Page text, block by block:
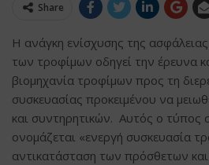
Share
Η ανάγκη ενίσχυσης της
των τροφίμων οδηγεί την έρευνα
βιομηχανία τροφίμων προς τη
συσκευασίας προκειμένου να
και συντηρητικών. Αυτός ο τύπος
ονομάζεται «ενεργή συσκευασία
αντικατάσταση των πρόσθετων